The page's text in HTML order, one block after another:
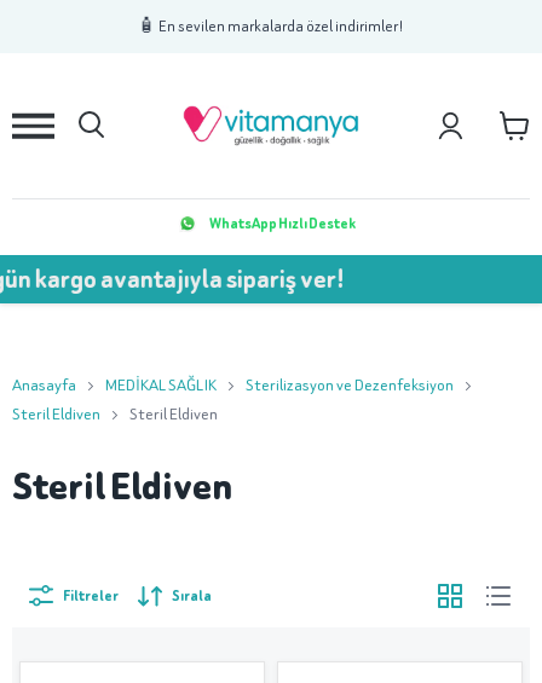
🧴 En sevilen markalarda özel indirimler!
2 3
WhatsApp Hızlı Destek
avantajıyla sipariş ver!
Anasayfa MEDİKAL SAĞLIK
Sterilizasyon ve Dezenfeksiyon
Steril Eldiven
Steril Eldiven
Steril Eldiven
Filtreler Sırala